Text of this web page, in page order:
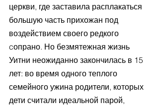
церкви, где заставила расплакаться
большую часть прихожан под
воздействием своего редкого
cопрано. Но безмятежная жизнь
Уитни неожиданно закончилась в 15
лет: во время одного теплого
семейного ужина родители, которых
дети считали идеальной парой,